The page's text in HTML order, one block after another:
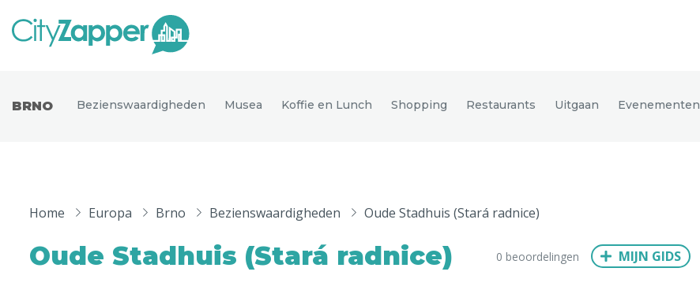
Nederland
Europa
Florence
Dublin Hong Kong München Wenen Budapest Bangkok
BRNO Bezienswaardigheden Musea Koffie en Lunch Shopping Restaurants Uitgaan Evenementen
Home Europa Brno Bezienswaardigheden Oude Stadhuis (Stará radnice)
Oude Stadhuis (Stará radnice) 0 beoordelingen MIJN GIDS